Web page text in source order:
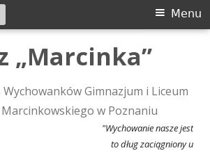
„Marcinka”
Gimnazjum i Liceum
w Poznaniu
"Wychowanie nasze jest
to dług zaciągniony u
Menu
Szukaj: